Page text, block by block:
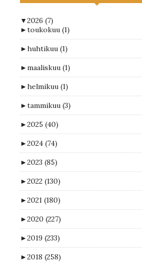
▼2026 (7)
►toukokuu (1)
►huhtikuu (1)
►maaliskuu (1)
►helmikuu (1)
►tammikuu (3)
►2025 (40)
►2024 (74)
►2023 (85)
►2022 (130)
►2021 (180)
►2020 (227)
►2019 (233)
►2018 (258)